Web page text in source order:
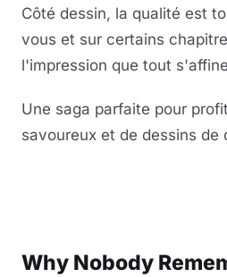
Côté dessin, la qualité est
vous et sur certains
l'impression que tout
Une saga parfaite pour
savoureux et de dessins de
Why Nobody